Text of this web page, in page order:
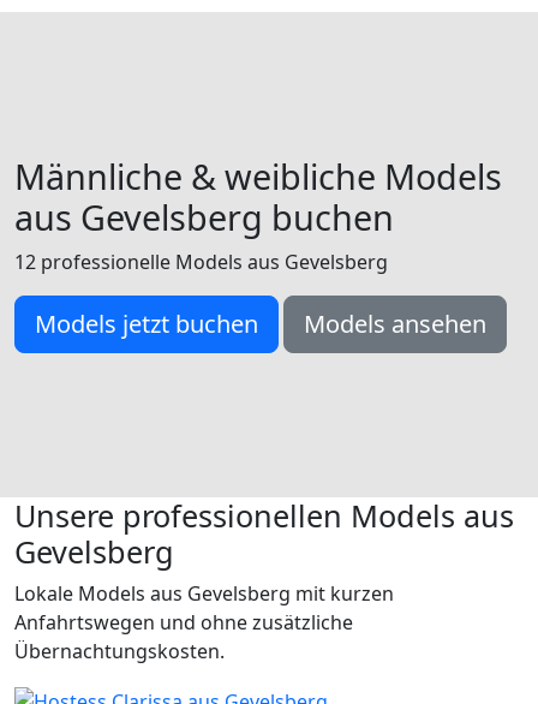
Männliche & weibliche Models
aus Gevelsberg buchen
12 professionelle Models aus Gevelsberg
Models jetzt buchen Models ansehen
Unsere professionellen Models aus
Gevelsberg
Lokale Models aus Gevelsberg mit kurzen
Anfahrtswegen und ohne zusätzliche
Übernachtungskosten.